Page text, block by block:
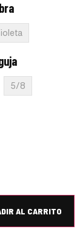
5/8
AL CARRITO